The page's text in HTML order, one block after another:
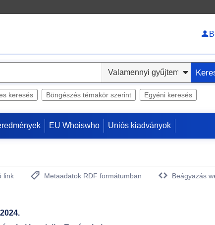
keresés Böngészés témakör szerint Egyéni keresés
EU Whoiswho Uniós kiadványok
link
Metaadatok RDF formátumban
Beágyazás